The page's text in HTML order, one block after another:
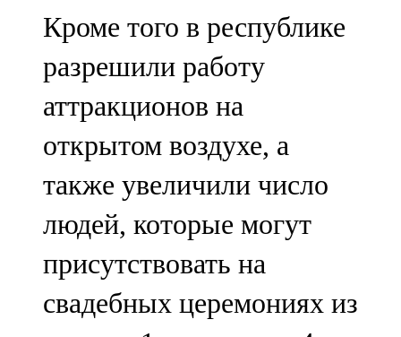
102,3 FM
Яңа чишмә
107,0 FM
Яр Чаллы
105,5 FM
Кроме того в республике
разрешили работу
аттракционов на
открытом воздухе, а
также увеличили число
людей, которые могут
присутствовать на
свадебных церемониях из